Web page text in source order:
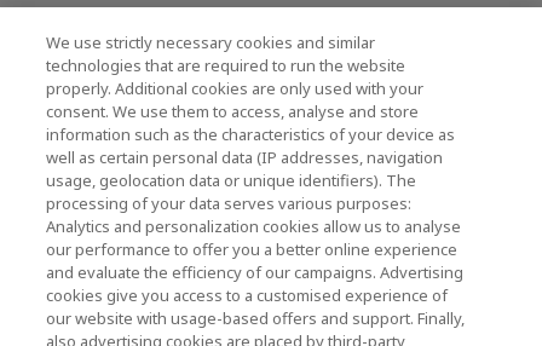
グループ会社
キオクシア株式会社ウェブサイト（製品・研究開
発情報）
キオクシア株式会社ホーム
法人のお客様
個人のお客様
We use strictly necessary cookies and similar
technologies that are required to run the website
properly. Additional cookies are only used with your
consent. We use them to access, analyse and store
information such as the characteristics of your device as
well as certain personal data (IP addresses, navigation
usage, geolocation data or unique identifiers). The
processing of your data serves various purposes:
Analytics and personalization cookies allow us to analyse
our performance to offer you a better online experience
and evaluate the efficiency of our campaigns. Advertising
cookies give you access to a customised experience of
our website with usage-based offers and support. Finally,
also advertising cookies are placed by third-party